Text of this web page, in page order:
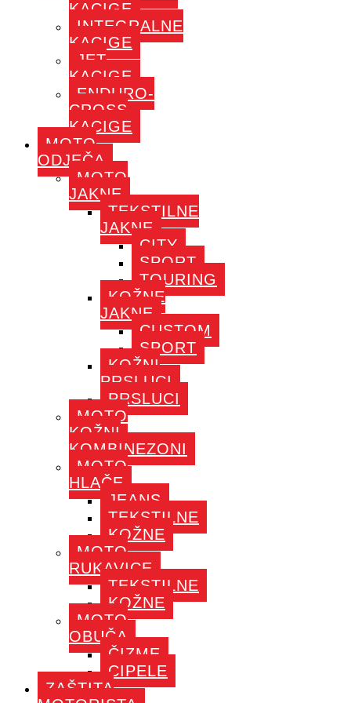
KACIGE
INTEGRALNE
KACIGE
JET
KACIGE
ENDURO-
CROSS
KACIGE
MOTO
ODJEČA
MOTO
JAKNE
TEKSTILNE
JAKNE
CITY
SPORT
TOURING
KOŽNE
JAKNE
CUSTOM
SPORT
KOŽNI
PRSLUCI
PRSLUCI
MOTO
KOŽNI
KOMBINEZONI
MOTO
HLAČE
JEANS
TEKSTILNE
KOŽNE
MOTO
RUKAVICE
TEKSTILNE
KOŽNE
MOTO
OBUČA
ČIZME
CIPELE
ZAŠTITA